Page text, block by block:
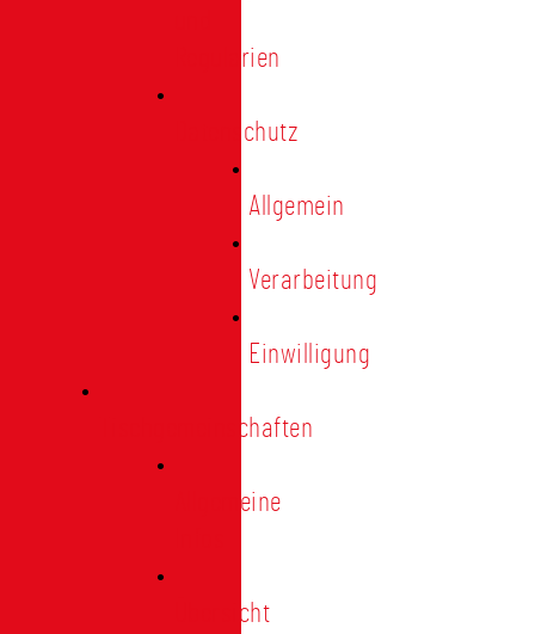
Regularien
Datenschutz
Allgemein
Verarbeitung
Einwilligung
Tischgemeinschaften
Allgemeine
Übersicht